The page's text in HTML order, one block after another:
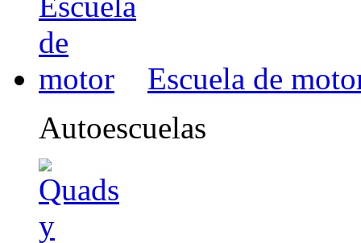
Escuela de
Autoescuelas